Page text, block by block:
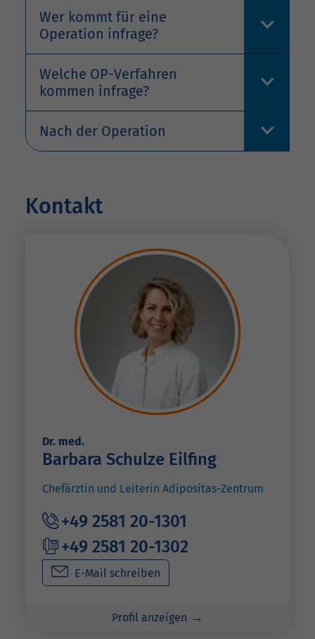
Wer kommt für eine
Operation infrage?
Welche OP-Verfahren
kommen infrage?
Nach der Operation
Kontakt
Dr. med.
Barbara Schulze Eilfing
Chefärztin und Leiterin Adipositas-Zentrum
+49 2581 20-1301
+49 2581 20-1302
E-Mail schreiben
Profil anzeigen